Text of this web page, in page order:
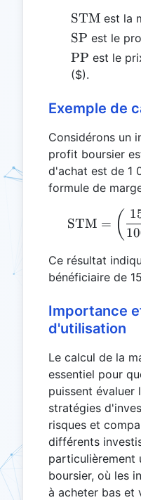
STM est la
\text{SP}
SP est le
\text{PP}
PP est le
($).
Exemple de
Considérons un
profit boursier
d'achat est de 1
formule de
STM = (
Ce résultat
bénéficiaire de
Importance
d'utilisation
Le calcul de la
essentiel pour
puissent évaluer
stratégies
risques et
différents
particulièrement
boursier, où les
à acheter bas et